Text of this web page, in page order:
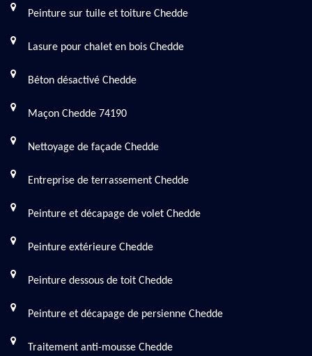
Peinture sur tuile et toiture Chedde
Lasure pour chalet en bois Chedde
Béton désactivé Chedde
Maçon Chedde 74190
Nettoyage de façade Chedde
Entreprise de terrassement Chedde
Peinture et décapage de volet Chedde
Peinture extérieure Chedde
Peinture dessous de toit Chedde
Peinture et décapage de persienne Chedde
Traitement anti-mousse Chedde